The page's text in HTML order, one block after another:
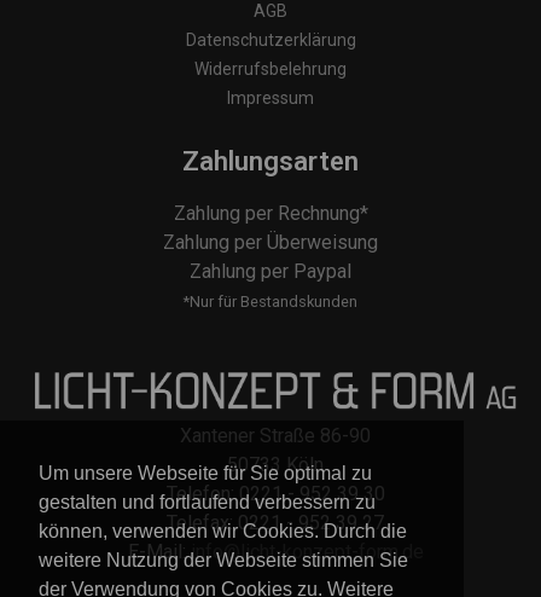
Um unsere Webseite für Sie optimal zu
gestalten und fortlaufend verbessern zu
können, verwenden wir Cookies. Durch die
weitere Nutzung der Webseite stimmen Sie
der Verwendung von Cookies zu. Weitere
AGB
Datenschutzerklärung
Widerrufsbelehrung
Impressum
Zahlungsarten
Zahlung per Rechnung*
Zahlung per Überweisung
Zahlung per Paypal
*Nur für Bestandskunden
Xantener Straße 86-90
50733 Köln
Telefon: 0221 - 952 39 30
Telefax: 0221 - 952 39 27
E-Mail:info@licht-konzept-form.de